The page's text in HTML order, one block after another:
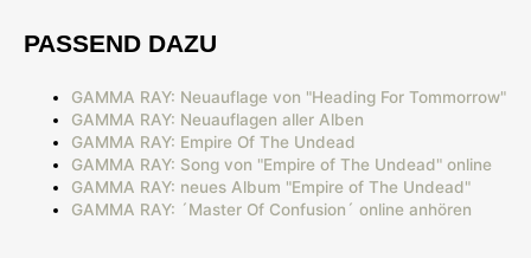
PASSEND DAZU
GAMMA RAY: Neuauflage von "Heading For Tommorrow"
GAMMA RAY: Neuauflagen aller Alben
GAMMA RAY: Empire Of The Undead
GAMMA RAY: Song von "Empire of The Undead" online
GAMMA RAY: neues Album "Empire of The Undead"
GAMMA RAY: ´Master Of Confusion´ online anhören